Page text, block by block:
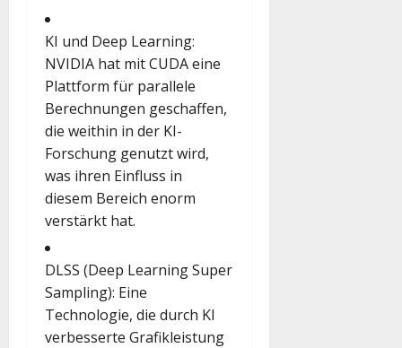
KI und Deep Learning:
NVIDIA hat mit CUDA eine
Plattform für parallele
Berechnungen geschaffen,
die weithin in der KI-
Forschung genutzt wird,
was ihren Einfluss in
diesem Bereich enorm
verstärkt hat.
DLSS (Deep Learning Super
Sampling): Eine
Technologie, die durch KI
verbesserte Grafikleistung